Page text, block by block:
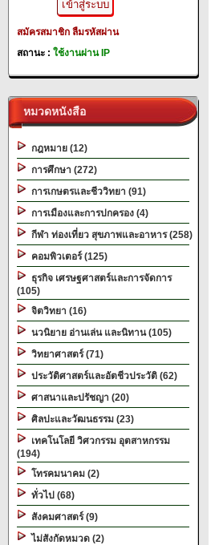
สมัครสมาชิก ลืมรหัสผ่าน
สถานะ : ใช้งานผ่าน IP
หมวดหนังสือ
กฎหมาย (12)
การศึกษา (272)
การเกษตรและชีววิทยา (91)
การเมืองและการปกครอง (4)
กีฬา ท่องเที่ยว สุขภาพและอาหาร (258)
คอมพิวเตอร์ (125)
ธุรกิจ เศรษฐศาสตร์และการจัดการ
(105)
จิตวิทยา (16)
นวนิยาย อ่านเล่น และนิทาน (105)
วิทยาศาสตร์ (71)
ประวัติศาสตร์และอัตชีวประวัติ (62)
ศาสนาและปรัชญา (20)
ศิลปะและวัฒนธรรม (23)
เทคโนโลยี วิศวกรรม อุตสาหกรรม
(194)
โทรคมนาคม (2)
ทั่วไป (68)
สังคมศาสตร์ (9)
ไม่สังกัดหมวด (2)